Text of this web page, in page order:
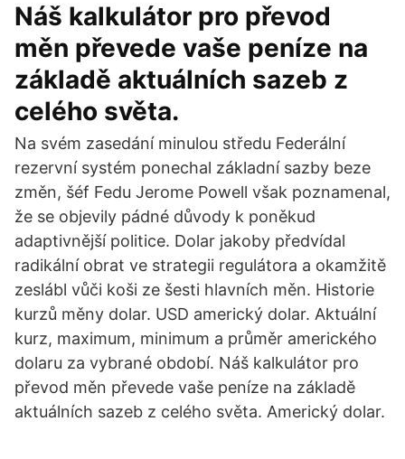
Náš kalkulátor pro převod
měn převede vaše peníze na
základě aktuálních sazeb z
celého světa.
Na svém zasedání minulou středu Federální
rezervní systém ponechal základní sazby beze
změn, šéf Fedu Jerome Powell však poznamenal,
že se objevily pádné důvody k poněkud
adaptivnější politice. Dolar jakoby předvídal
radikální obrat ve strategii regulátora a okamžitě
zeslábl vůči koši ze šesti hlavních měn. Historie
kurzů měny dolar. USD americký dolar. Aktuální
kurz, maximum, minimum a průměr amerického
dolaru za vybrané období. Náš kalkulátor pro
převod měn převede vaše peníze na základě
aktuálních sazeb z celého světa. Americký dolar.